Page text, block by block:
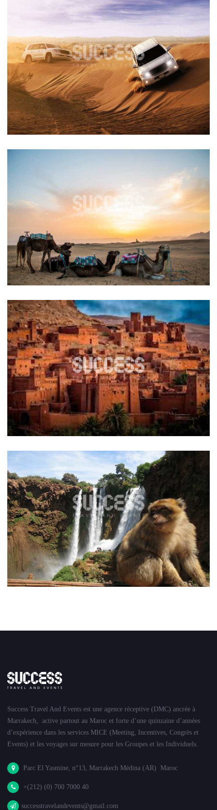
CIRCUIT 3 JOURS MARRAKECH
MERZOUGA FÈS
Tours & Visites à Marrakech
EXCURSION 2 JOURS AU DÉSERT DE
Tours & Visites à Marrakech
EXCURSION OUARZAZATE – AIT
BENHADDOU
Tours & Visites à Marrakech
EXCURSION CASCADES D’OUZOUD
Excursions au départ de Marrakech Tours & Visites à Marrakech
Success Travel And Events est une agence réceptive (DMC) ancrée à
Marrakech, active partout au Maroc et forte d’une quinzaine d’années
d’expérience dans les services MICE (Meeting, Incentives, Congrès et
Events) et les voyages sur mesure pour les Groupes et les Individuels.
Parc El Yasmine, n°13, Marrakech Médina (AR) Maroc
+(212) (0) 700 7000 40
successtravelandevents@gmail.com